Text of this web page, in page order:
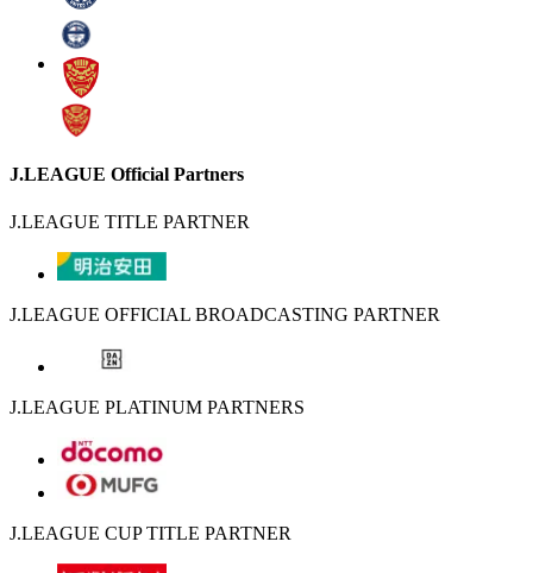
J.LEAGUE Official Partners
J.LEAGUE TITLE PARTNER
J.LEAGUE OFFICIAL BROADCASTING PARTNER
J.LEAGUE PLATINUM PARTNERS
J.LEAGUE CUP TITLE PARTNER